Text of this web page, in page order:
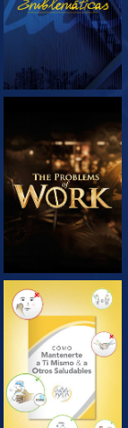
EXPLORA LAS
SERIES
VE